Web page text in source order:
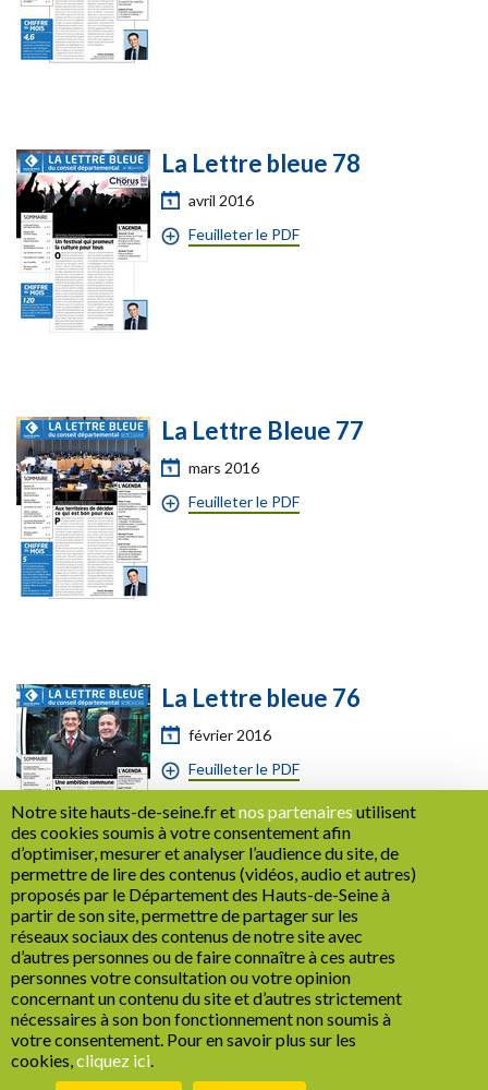
La Lettre bleue 78
avril 2016
Feuilleter le PDF
La Lettre Bleue 77
mars 2016
Feuilleter le PDF
La Lettre bleue 76
février 2016
Feuilleter le PDF
La Lettre bleue 75
janvier 2016
Feuilleter le PDF
Notre site hauts-de-seine.fr etnos partenaires utilisent
des cookies soumis à votre consentement afin
d’optimiser, mesurer et analyser l’audience du site, de
permettre de lire des contenus (vidéos, audio et autres)
proposés par le Département des Hauts-de-Seine à
partir de son site, permettre de partager sur les
réseaux sociaux des contenus de notre site avec
d’autres personnes ou de faire connaître à ces autres
personnes votre consultation ou votre opinion
concernant un contenu du site et d’autres strictement
nécessaires à son bon fonctionnement non soumis à
votre consentement. Pour en savoir plus sur les
cookies,cliquez ici.